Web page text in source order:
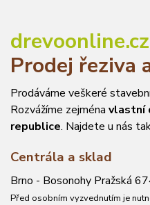
Prodej řeziva
Prodáváme veškeré
Rozvážíme zejména vlastní
republice. Najdete u nás
Centrála a sklad
Brno - Bosonohy Pražská
Před osobním vyzvednutím je